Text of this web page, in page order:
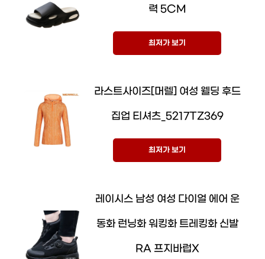
력 5CM
최저가 보기
라스트사이즈[머렐] 여성 웰딩 후드
집업 티셔츠_5217TZ369
최저가 보기
레이시스 남성 여성 다이얼 에어 운
동화 런닝화 워킹화 트레킹화 신발
RA 프지바럽X